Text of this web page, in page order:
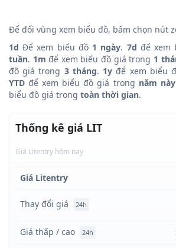
Để đổi vùng xem biểu đồ, bấm chọn nút
1d Để xem biểu đồ 1 ngày. 7d để xem
tuần. 1m để xem biểu đồ giá trong 1
đồ giá trong 3 tháng. 1y để xem biểu
YTD để xem biểu đồ giá trong năm
biểu đồ giá trong toàn thời gian.
Thống kê giá LIT
Giá Litentry hôm nay
Giá Litentry
Thay đổi giá 24h
Giá thấp / cao 24h